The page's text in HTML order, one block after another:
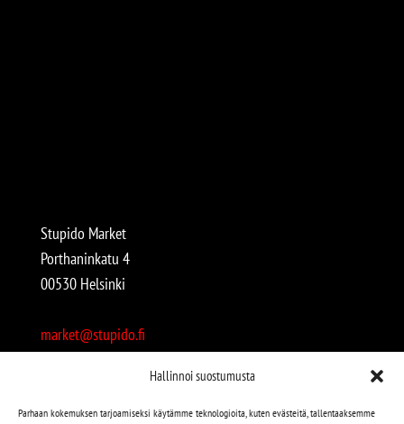
Hallinnoi suostumusta
Parhaan kokemuksen tarjoamiseksi käytämme teknologioita, kuten evästeitä, tallentaaksemme
Stupido Market
Porthaninkatu 4
00530 Helsinki
market@stupido.fi
Avoinna: